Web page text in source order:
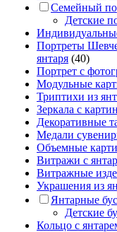
Семейный
Детские
Портреты
янтаря (40)
Портрет c
Модульные
Триптихи из
Зеркала с
Декоративные
Медали
Объемные
Витражи с
Витражные
Украшения из
Янтарные
Детские
Кольцо с